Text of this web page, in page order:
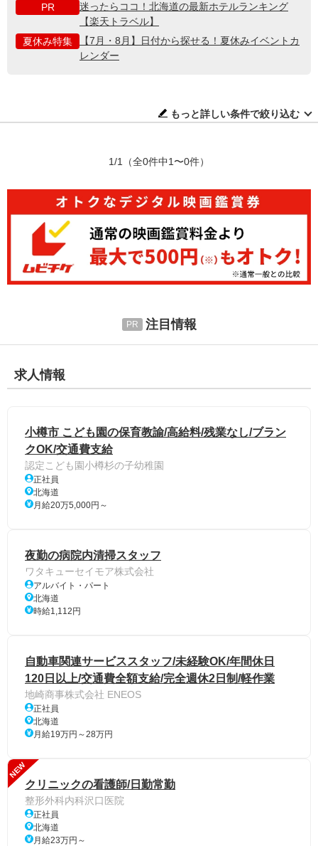
PR
迷ったらココ！北海道の最新ホテルランキング
【楽天トラベル】
夏休み特集
【7月・8月】日付から探せる！夏休みイベントカ
レンダー
もっと詳しい条件で絞り込む
1/1 （全0件中1〜0件）
注目情報
求人情報
小樽市 こども園の保育教諭/高給料/残業なし/ブラン
クOK/交通費支給
認定こども園小樽杉の子幼稚園
正社員
北海道
月給20万5,000円～
夜勤の病院内清掃スタッフ
ワタキューセイモア株式会社
アルバイト・パート
北海道
時給1,112円
自動車関連サービススタッフ/未経験OK/年間休日
120日以上/交通費全額支給/完全週休2日制/軽作業
地崎商事株式会社 ENEOS
正社員
北海道
月給19万円～28万円
NEW
クリニックの看護師/日勤常勤
整形外科内科沢口医院
正社員
北海道
月給23万円～